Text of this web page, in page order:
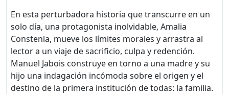
En esta perturbadora historia que transcurre en un
solo día, una protagonista inolvidable, Amalia
Constenla, mueve los límites morales y arrastra al
lector a un viaje de sacrificio, culpa y redención.
Manuel Jabois construye en torno a una madre y su
hijo una indagación incómoda sobre el origen y el
destino de la primera institución de todas: la familia.